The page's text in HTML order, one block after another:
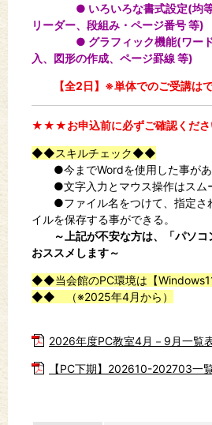
● いろいろな書式設定(均
リーダー、段組み・ページ番号 等)
● グラフィック機能(ワード
入、図形の作成、ページ罫線 等)
【全2日】※単体でのご受講はで
★★★お申込前に必ずご確認くだ
◆◆スキルチェック◆◆
●今までWordを使用した事があ
●文字入力とマウス操作はスムー
●ファイル名をつけて、指定さ
イルを保存する事ができる。
～上記が不安な方は、「パソ
おススメします～
◆◆当会館のPC環境は【
◆◆ （※2025年4月から）
2026年度PC教室4月－9月一覧
【PC下期】202610-202703一